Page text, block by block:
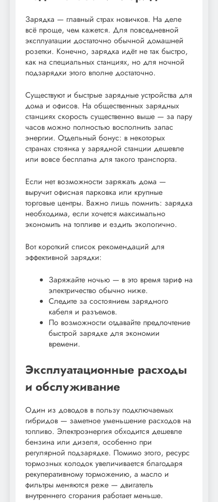
Зарядка — главный страх новичков. На деле
всё проще, чем кажется. Для повседневной
эксплуатации достаточно обычной домашней
розетки. Конечно, зарядка идёт не так быстро,
как на специальных станциях, но для ночной
подзарядки этого вполне достаточно.
Существуют и быстрые зарядные устройства для
дома и офисов. На общественных зарядных
станциях скорость существенно выше — за пару
часов можно полностью восполнить запас
энергии. Отдельный бонус: в некоторых
странах стоянка у зарядной станции дешевле
или вовсе бесплатна для такого транспорта.
Если нет возможности заряжать дома —
выручит офисная парковка или крупные
торговые центры. Важно лишь помнить: зарядка
необходима, если хочется максимально
экономить на топливе и ездить экологично.
Вот короткий список рекомендаций для
эффективной зарядки:
Заряжайте ночью — в это время тариф на
электричество обычно ниже.
Следите за состоянием зарядного
кабеля и разъемов.
По возможности отдавайте предпочтение
быстрой зарядке для экономии
времени.
Эксплуатационные расходы
и обслуживание
Один из доводов в пользу подключаемых
гибридов — заметное уменьшение расходов на
топливо. Электроэнергия обходится дешевле
бензина или дизеля, особенно при
регулярной подзарядке. Помимо этого, ресурс
тормозных колодок увеличивается благодаря
рекуперативному торможению, а масло и
фильтры меняются реже — двигатель
внутреннего сгорания работает меньше.